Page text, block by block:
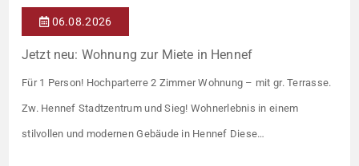
06.08.2026
Jetzt neu: Wohnung zur Miete in Hennef
Für 1 Person! Hochparterre 2 Zimmer Wohnung – mit gr. Terrasse.
Zw. Hennef Stadtzentrum und Sieg! Wohnerlebnis in einem
stilvollen und modernen Gebäude in Hennef Diese